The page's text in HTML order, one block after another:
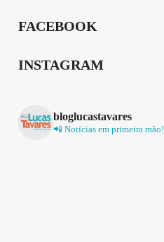
FACEBOOK
INSTAGRAM
bloglucastavares
📲 Notícias em primeira mão!